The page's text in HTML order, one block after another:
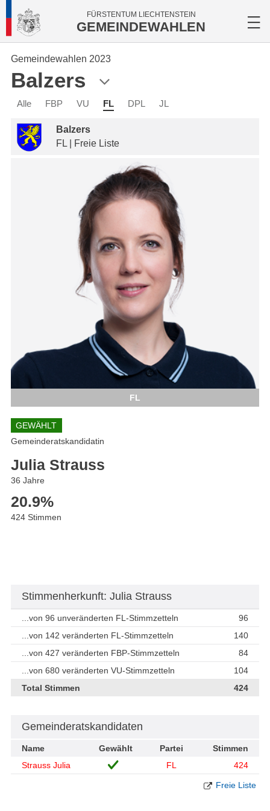
FÜRSTENTUM LIECHTENSTEIN
GEMEINDEWAHLEN
Gemeindewahlen 2023
Balzers
Alle FBP VU FL DPL JL
Balzers
FL | Freie Liste
FL
GEWÄHLT
Gemeinderatskandidatin
Julia Strauss
36 Jahre
20.9%
424 Stimmen
Stimmenherkunft: Julia Strauss
...von 96 unveränderten FL-Stimmzetteln
96
...von 142 veränderten FL-Stimmzetteln
140
...von 427 veränderten FBP-Stimmzetteln
84
...von 680 veränderten VU-Stimmzetteln
104
Total Stimmen
424
Gemeinderatskandidaten
Name Gewählt Partei
Stimmen
Strauss Julia
FL 424
Freie Liste